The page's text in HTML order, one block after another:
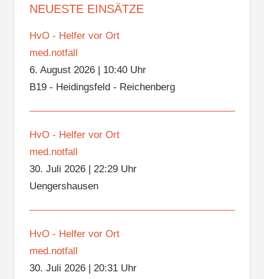
NEUESTE EINSÄTZE
HvO - Helfer vor Ort
med.notfall
6. August 2026| 10:40 Uhr
B19 - Heidingsfeld - Reichenberg
HvO - Helfer vor Ort
med.notfall
30. Juli 2026| 22:29 Uhr
Uengershausen
HvO - Helfer vor Ort
med.notfall
30. Juli 2026| 20:31 Uhr